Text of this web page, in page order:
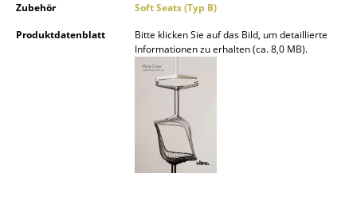
Kinderzimmer
Zubehör
Soft Seats (Typ B)
Produktdatenblatt
Bitte klicken Sie auf das Bild, um detaillierte
Informationen zu erhalten (ca. 8,0 MB).